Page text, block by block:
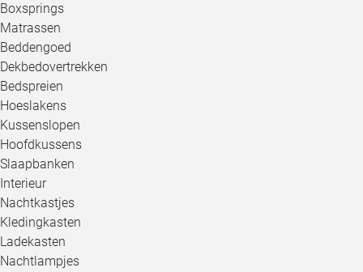
Boxsprings
Matrassen
Beddengoed
Dekbedovertrekken
Bedspreien
Hoeslakens
Kussenslopen
Hoofdkussens
Slaapbanken
Interieur
Nachtkastjes
Kledingkasten
Ladekasten
Nachtlampjes